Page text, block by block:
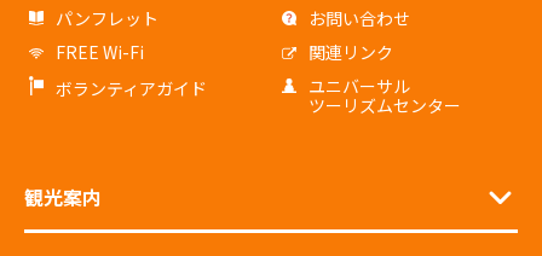
パンフレット
お問い合わせ
FREE Wi-Fi
関連リンク
ボランティアガイド
ユニバーサル
ツーリズムセンター
観光案内